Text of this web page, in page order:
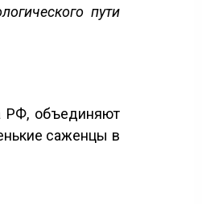
пути
РФ, объединяют
саженцы в